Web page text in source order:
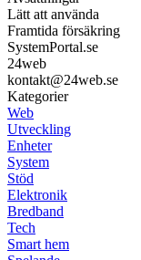
Lätt att använda
Framtida försäkring
SystemPortal.se
24web
kontakt@24web.se
Kategorier
Web
Utveckling
Enheter
System
Stöd
Elektronik
Bredband
Tech
Smart hem